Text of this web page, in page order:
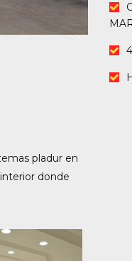
pladur en
donde